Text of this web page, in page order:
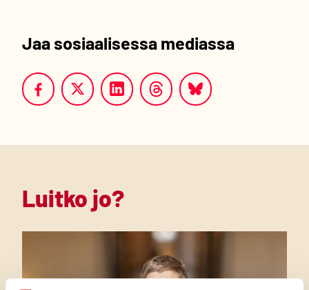
Jaa sosiaalisessa mediassa
Luitko jo?